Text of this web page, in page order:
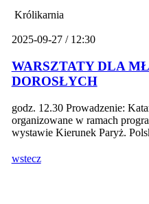
Królikarnia
2025-09-27 / 12:30
WARSZTATY DLA
DOROSŁYCH
godz. 12.30 Prowadzenie:
organizowane w ramach
wystawie Kierunek Paryż.
wstecz